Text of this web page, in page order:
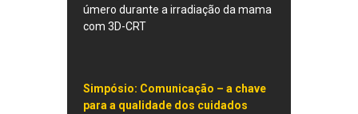
úmero durante a irradiação da mama
com 3D-CRT
Simpósio: Comunicação – a chave
para a qualidade dos cuidados